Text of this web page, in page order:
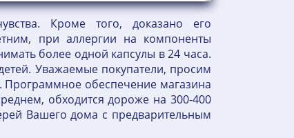
Кроме того, доказано его
при аллергии на компоненты
более одной капсулы в 24 часа.
Уважаемые покупатели, просим
Программное обеспечение магазина
обходится дороже на 300-400
Вашего дома с предварительным